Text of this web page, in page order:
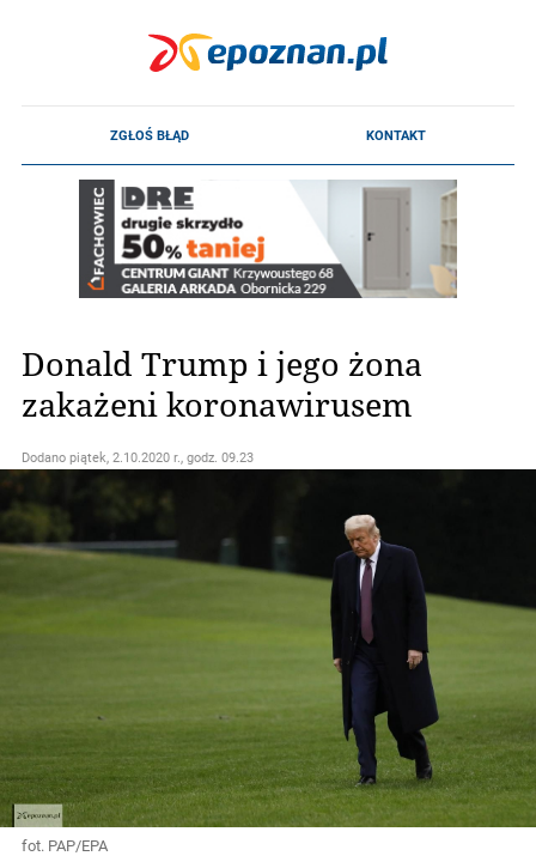
Donald Trump i jego żona
zakażeni koronawirusem
Dodano piątek, 2.10.2020 r., godz. 09.23
fot. PAP/EPA